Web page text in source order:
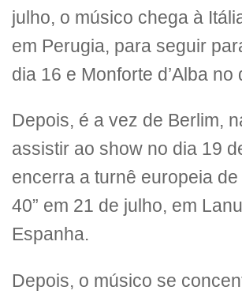
julho, o músico chega à
em Perugia, para seguir
dia 16 e Monforte d’Alba no
Depois, é a vez de Berlim,
assistir ao show no dia 19
encerra a turnê europeia de
40” em 21 de julho, em
Espanha.
Depois, o músico se